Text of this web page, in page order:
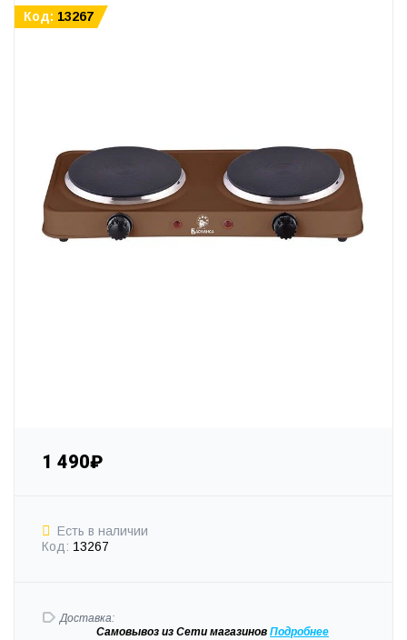
Код: 13267
1 490₽
Есть в наличии
Код: 13267
Доставка:
Самовывоз из Сети магазинов Подробнее